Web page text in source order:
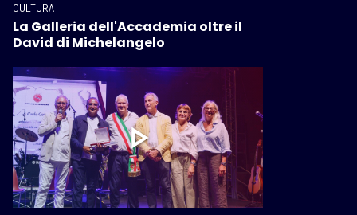
CULTURA
La Galleria dell'Accademia oltre il
David di Michelangelo